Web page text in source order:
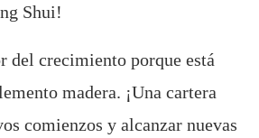
Shui!
del crecimiento porque está
madera. ¡Una cartera
comienzos y alcanzar nuevas